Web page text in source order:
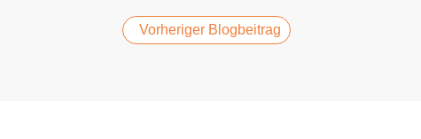
Vorheriger Blogbeitrag